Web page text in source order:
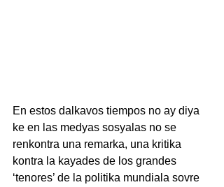
En estos dalkavos tiempos no ay diya
ke en las medyas sosyalas no se
renkontra una remarka, una kritika
kontra la kayades de los grandes
‘tenores’ de la politika mundiala sovre